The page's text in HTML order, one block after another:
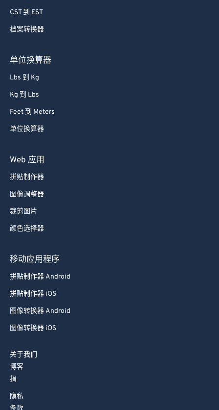
CST 到 EST
档案转换器
单位换算器
Lbs 到 Kg
Kg 到 Lbs
Feet 到 Meters
单位换算器
Web 应用
拼贴制作器
图像调整器
裁剪图片
颜色选择器
移动应用程序
拼贴制作器 Android
拼贴制作器 iOS
图像转换器 Android
图像转换器 iOS
关于我们
博客
捐
隐私